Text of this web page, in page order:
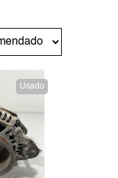
Usado